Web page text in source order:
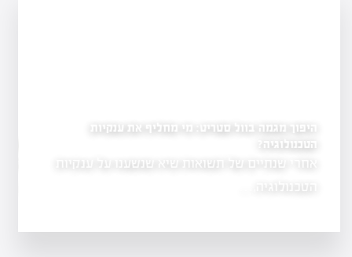
את ענקיות
ענקיות
דסק"ש בדרך להפוך לשלד בורסאי
דסק"ש, בשליטת מגה אור ואלקו, יוצאת למהלך
פישוט מבנה…